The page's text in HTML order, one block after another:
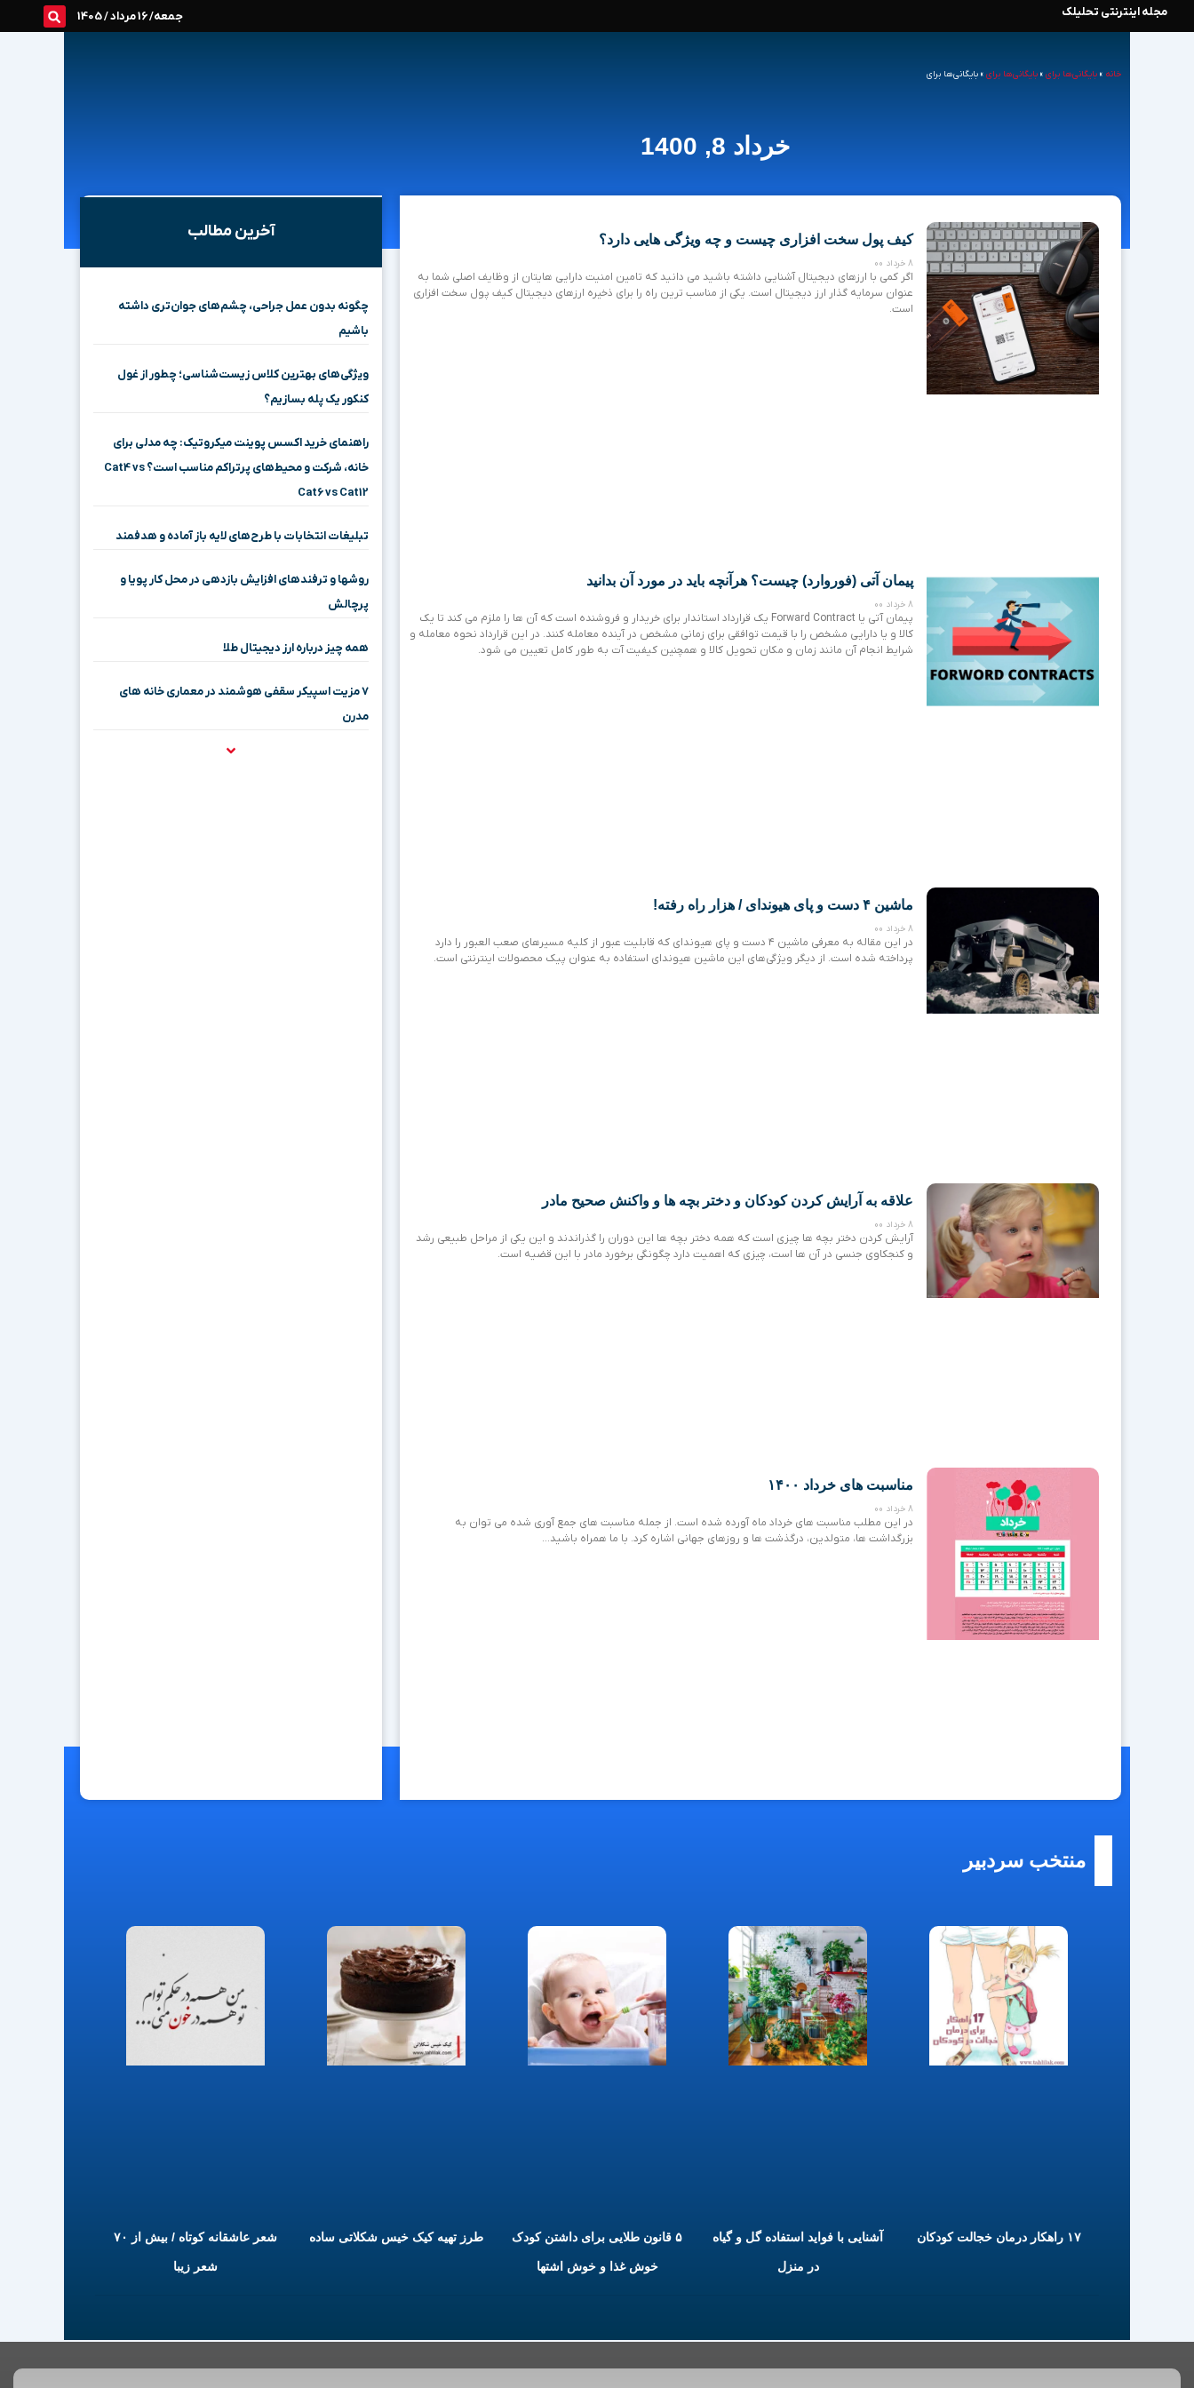
مجله اینترنتی تحلیلک جمعه/ 16 مرداد / 1405
خانه » بایگانی‌ها برای » بایگانی‌ها برای » بایگانی‌ها برای
خرداد 8, 1400
کیف پول سخت افزاری چیست و چه ویژگی هایی دارد؟
8 خرداد 00
اگر کمی با ارزهای دیجیتال آشنایی داشته باشید می دانید که تامین امنیت دارایی هایتان از وظایف اصلی شما به
عنوان سرمایه گذار ارز دیجیتال است. یکی از مناسب ترین راه را برای ذخیره ارزهای دیجیتال کیف پول سخت افزاری
است.
پیمان آتی (فوروارد) چیست؟ هرآنچه باید در مورد آن بدانید
8 خرداد 00
پیمان آتی یا Forward Contract یک قرارداد استاندار برای خریدار و فروشنده است که آن ها را ملزم می کند تا یک
کالا و یا دارایی مشخص را با قیمت توافقی برای زمانی مشخص در آینده معامله کنند. در این قرارداد نحوه معامله و
شرایط انجام آن مانند زمان و مکان تحویل کالا و همچنین کیفیت آت به طور کامل تعیین می شود.
ماشین ۴ دست و پای هیوندای / هزار راه رفته!
8 خرداد 00
در این مقاله به معرفی ماشین ۴ دست و پای هیوندای که قابلیت عبور از کلیه مسیرهای صعب العبور را دارد
پرداخته شده است. از دیگر ویژگی‌های این ماشین هیوندای استفاده به عنوان پیک محصولات اینترنتی است.
علاقه به آرایش کردن کودکان و دختر بچه ها و واکنش صحیح مادر
8 خرداد 00
آرایش کردن دختر بچه ها چیزی است که همه دختر بچه ها این دوران را گذراندند و این یکی از مراحل طبیعی رشد
و کنجکاوی جنسی در آن ها است، چیزی که اهمیت دارد چگونگی برخورد مادر با این قضیه است.
مناسبت های خرداد ۱۴۰۰
8 خرداد 00
در این مطلب مناسبت های خرداد ماه آورده شده است. از جمله مناسبت های جمع آوری شده می توان به
بزرگداشت ها، متولدین، درگذشت ها و روزهای جهانی اشاره کرد. با ما همراه باشید…
آخرین مطالب
چگونه بدون عمل جراحی، چشم‌های جوان‌تری داشته
باشیم
ویژگی‌های بهترین کلاس زیست‌شناسی؛ چطور از غول
کنکور یک پله بسازیم؟
راهنمای خرید اکسس پوینت میکروتیک: چه مدلی برای
خانه، شرکت و محیط‌های پرتراکم مناسب است؟ Cat4 vs
Cat6 vs Cat12
تبلیغات انتخابات با طرح‌های لایه باز آماده و هدفمند
روشها و ترفندهای افزایش بازدهی در محل کار پویا و
پرچالش
همه چیز درباره ارز دیجیتال طلا
۷ مزیت اسپیکر سقفی هوشمند در معماری خانه‌ های
مدرن
منتخب سردبیر
۱۷ راهکار درمان خجالت کودکان آشنایی با فواید استفاده گل و گیاه
در منزل
۵ قانون طلایی برای داشتن کودک
خوش غذا و خوش اشتها
طرز تهیه کیک خیس شکلاتی ساده شعر عاشقانه کوتاه / بیش از ۷۰
شعر زیبا